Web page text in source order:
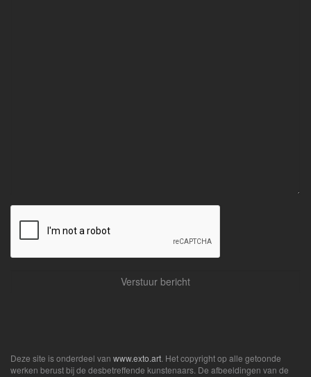
Deze site is onderdeel van www.exto.art . Het copyright op alle getoonde
werken berust bij de desbetreffende kunstenaars. De afbeeldingen van de